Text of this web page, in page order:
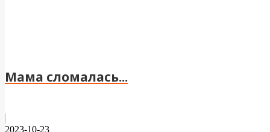
Мама сломалась...
2023-10-23